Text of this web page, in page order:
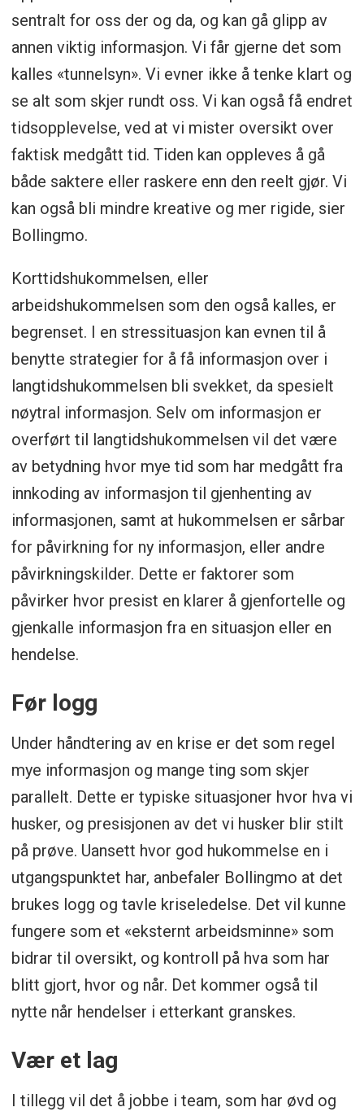
sentralt for oss der og da, og kan gå glipp av
annen viktig informasjon. Vi får gjerne det som
kalles «tunnelsyn». Vi evner ikke å tenke klart og
se alt som skjer rundt oss. Vi kan også få endret
tidsopplevelse, ved at vi mister oversikt over
faktisk medgått tid. Tiden kan oppleves å gå
både saktere eller raskere enn den reelt gjør. Vi
kan også bli mindre kreative og mer rigide, sier
Bollingmo.
Korttidshukommelsen, eller
arbeidshukommelsen som den også kalles, er
begrenset. I en stressituasjon kan evnen til å
benytte strategier for å få informasjon over i
langtidshukommelsen bli svekket, da spesielt
nøytral informasjon. Selv om informasjon er
overført til langtidshukommelsen vil det være
av betydning hvor mye tid som har medgått fra
innkoding av informasjon til gjenhenting av
informasjonen, samt at hukommelsen er sårbar
for påvirkning for ny informasjon, eller andre
påvirkningskilder. Dette er faktorer som
påvirker hvor presist en klarer å gjenfortelle og
gjenkalle informasjon fra en situasjon eller en
hendelse.
Før logg
Under håndtering av en krise er det som regel
mye informasjon og mange ting som skjer
parallelt. Dette er typiske situasjoner hvor hva vi
husker, og presisjonen av det vi husker blir stilt
på prøve. Uansett hvor god hukommelse en i
utgangspunktet har, anbefaler Bollingmo at det
brukes logg og tavle kriseledelse. Det vil kunne
fungere som et «eksternt arbeidsminne» som
bidrar til oversikt, og kontroll på hva som har
blitt gjort, hvor og når. Det kommer også til
nytte når hendelser i etterkant granskes.
Vær et lag
I tillegg vil det å jobbe i team, som har øvd og